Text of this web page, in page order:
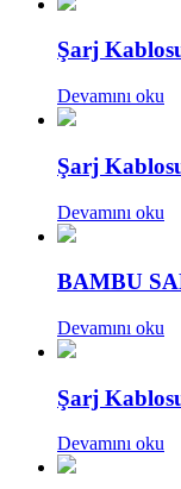
Şarj
Devamını oku
Şarj
Devamını oku
BAMBU
Devamını oku
Şarj
Devamını oku